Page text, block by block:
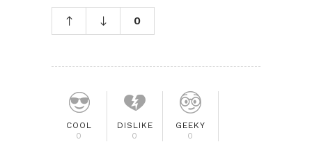
0
COOL
0
DISLIKE
0
GEEKY
0